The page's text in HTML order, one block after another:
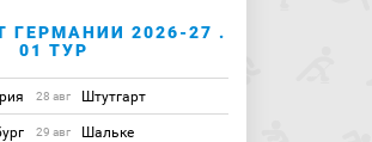
ГЕРМАНИИ 2026-27 .
01 ТУР
28 авг Штутгарт
29 авг Шальке